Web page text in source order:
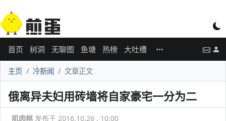
首页 树洞 无聊图 鱼塘 热榜 大吐槽
主页 冷新闻 文章正文
俄离异夫妇用砖墙将自家豪宅一分为二
肌肉桃 发布于 2016.10.26 , 10:00